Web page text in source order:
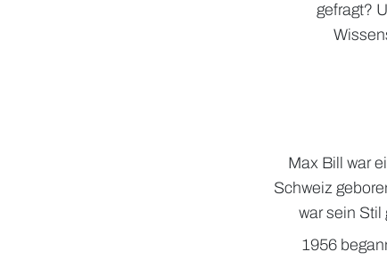
gefragt?
Max Bill war
Schweiz
war sein Stil
1956